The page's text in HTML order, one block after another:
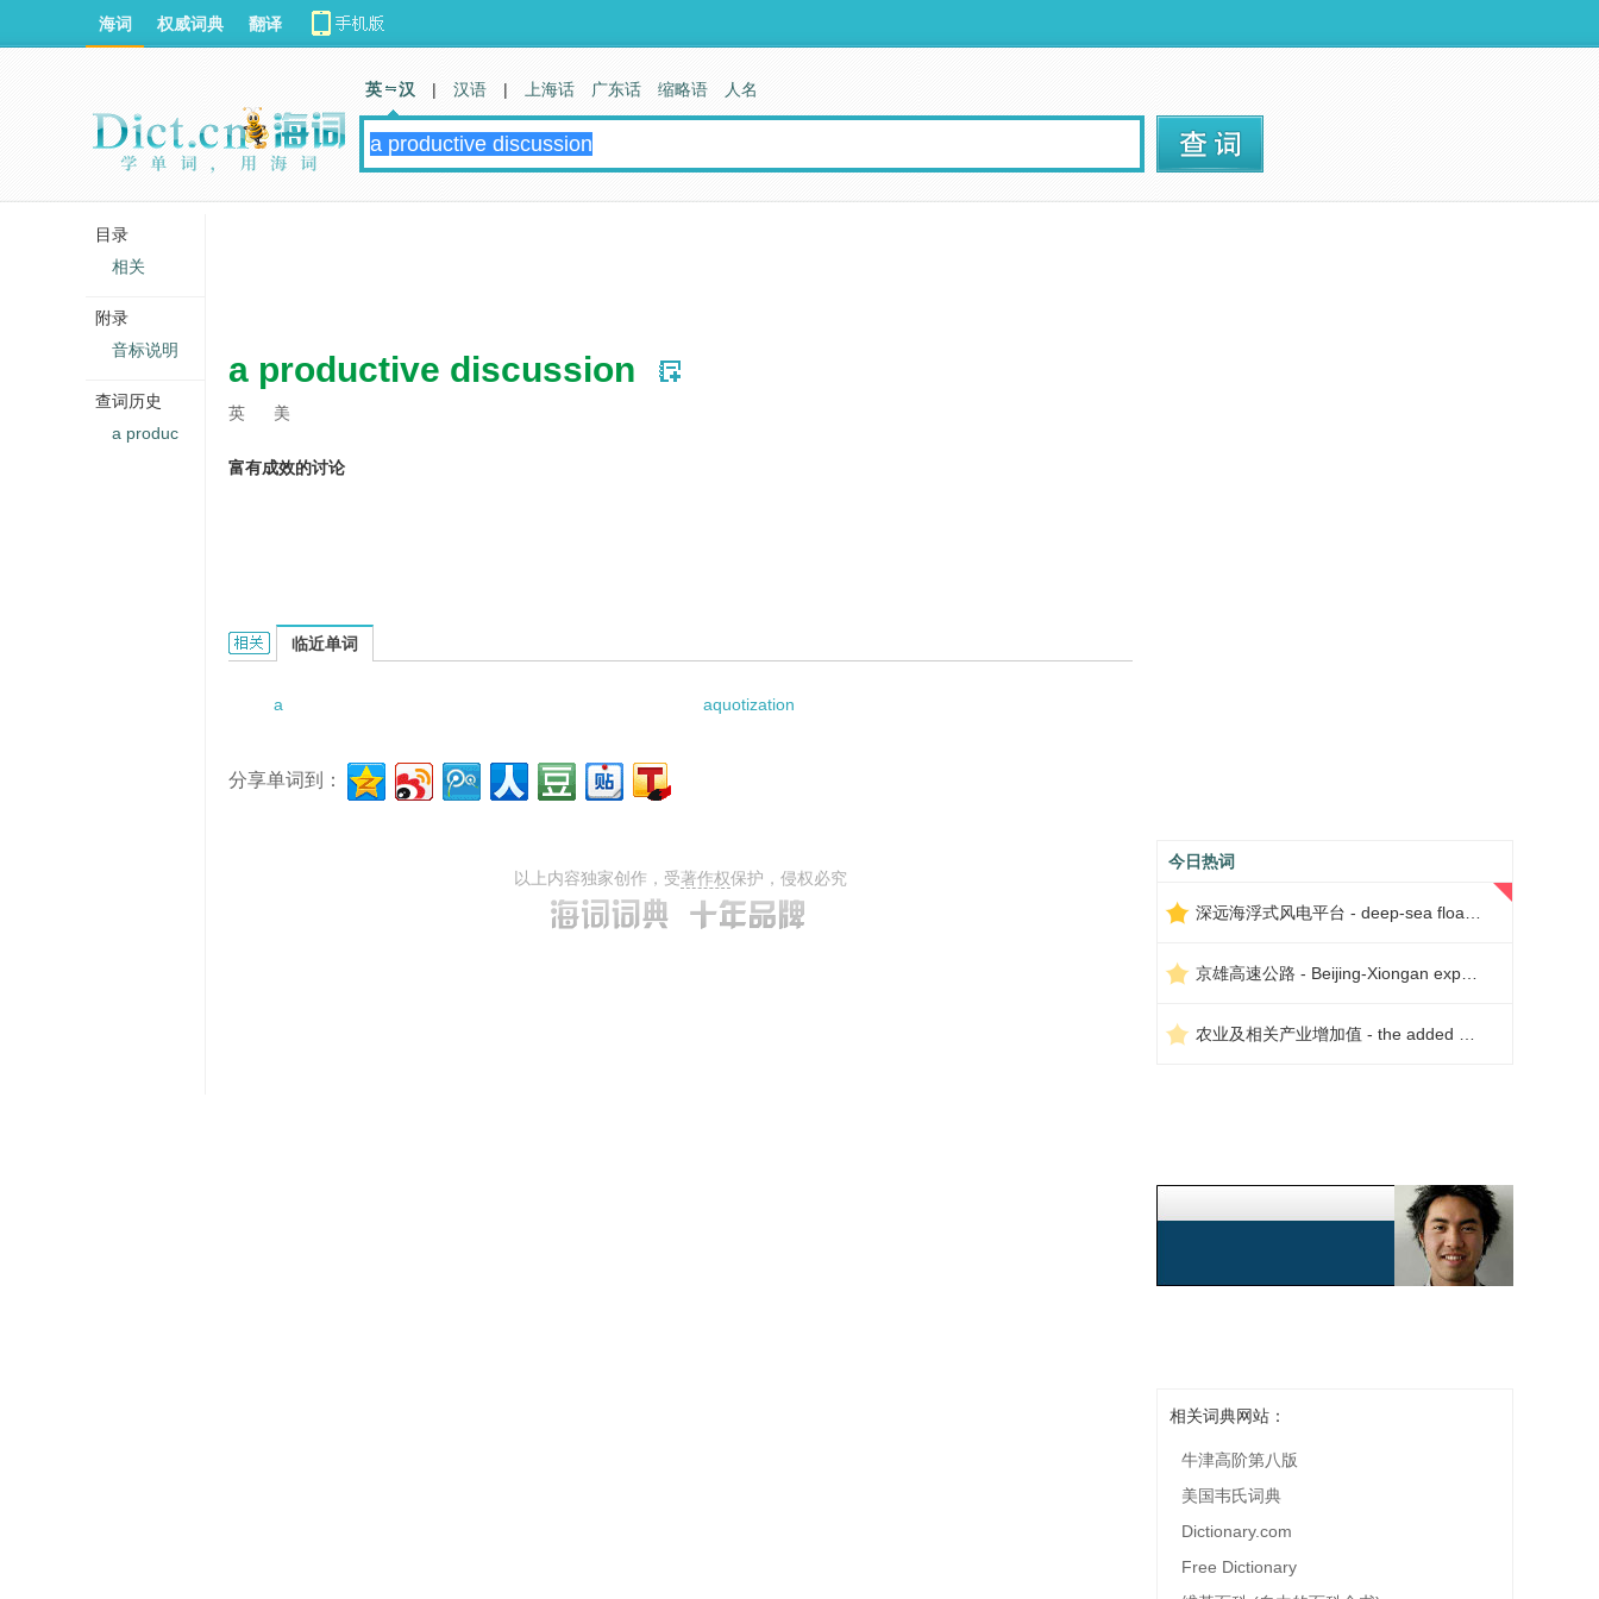
a productive discussion
英 美
富有成效的讨论
a productive discussion的相关资料：
临近单词
a aquotization
分享单词到：
以上内容独家创作，受著作权保护，侵权必究
今日热词
相关词典网站：
牛津高阶第八版
美国韦氏词典
Dictionary.com
Free Dictionary
海词 权威词典 翻译
英 汉 | 汉语 | 上海话 广东话 缩略语 人名
目录
相关
附录
音标说明
查词历史
a produc